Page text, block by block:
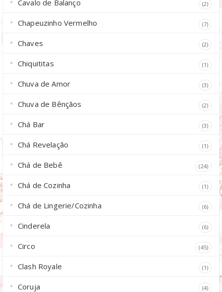
Cavalo de Balanço (2)
Chapeuzinho Vermelho (7)
Chaves (2)
Chiquititas (1)
Chuva de Amor (3)
Chuva de Bênçãos (2)
Chá Bar (3)
Chá Revelação (1)
Chá de Bebê (24)
Chá de Cozinha (1)
Chá de Lingerie/Cozinha (6)
Cinderela (6)
Circo (45)
Clash Royale (1)
Coruja (4)